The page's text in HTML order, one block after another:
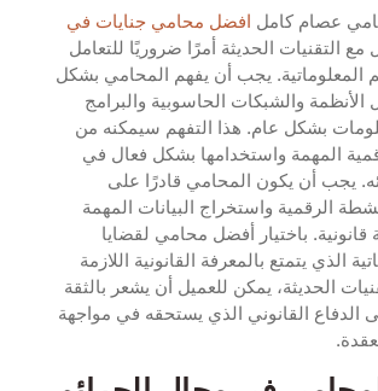
عصام كامل افضل محامي جنايات في
مع التقنيات الحديثة أمرًا ضروريًا للتعامل
المعلوماتية. يجب أن يفهم المحامي بشكل
والشبكات الحاسوبية والبرامج
بشكل عام. هذا التفهم سيمكنه من
المهمة واستخدامها بشكل فعال في
يجب أن يكون المحامي قادرًا على
الرقمية واستخراج البيانات المهمة
قانونية. باختيار أفضل محامي لقضايا
الذي يتمتع بالمعرفة القانونية اللازمة
الحديثة، يمكن للعميل أن يشعر بالثقة
القانوني الذي يستحقه في مواجهة